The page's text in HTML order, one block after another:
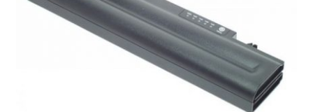
Скупка